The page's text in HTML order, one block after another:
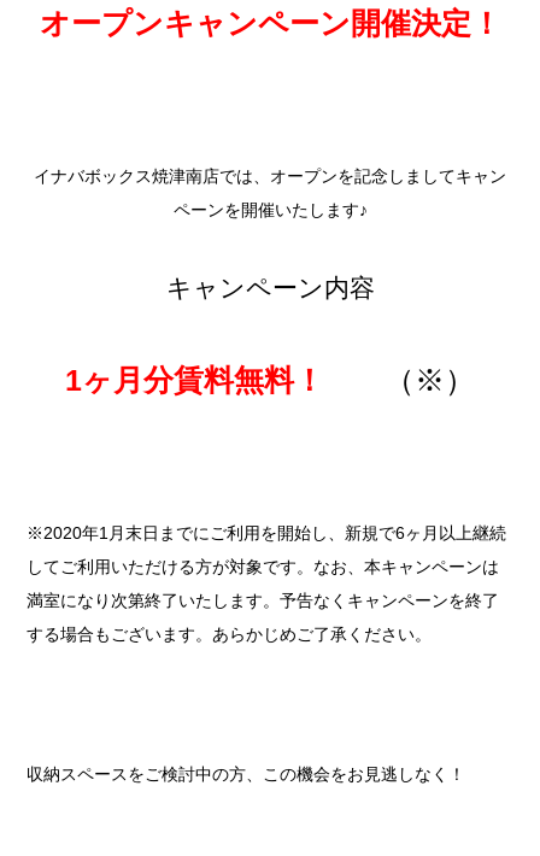
オープンキャンペーン開催決定！
イナバボックス焼津南店では、オープンを記念しましてキャン
ペーンを開催いたします♪
キャンペーン内容
1ヶ月分賃料無料！ （※）
※2020年1月末日までにご利用を開始し、新規で6ヶ月以上継続
してご利用いただける方が対象です。なお、本キャンペーンは
満室になり次第終了いたします。予告なくキャンペーンを終了
する場合もございます。あらかじめご了承ください。
収納スペースをご検討中の方、この機会をお見逃しなく！